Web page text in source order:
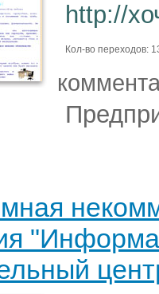
http://
Кол-во переходов: